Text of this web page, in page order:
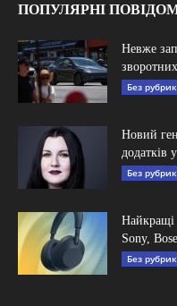
ПОПУЛЯРНІ
Невже
зворотних
Без
Новий
додатків
Без
Sony,
Без